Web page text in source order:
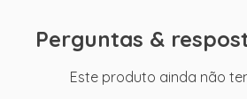
Perguntas &
Este produto ainda não